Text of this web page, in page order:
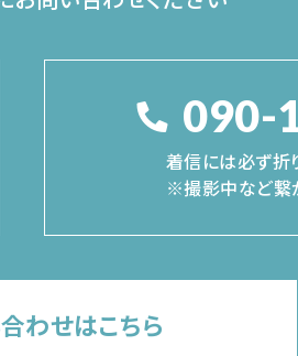
090-
着信には必ず折
※撮影中など繋
わせはこちら